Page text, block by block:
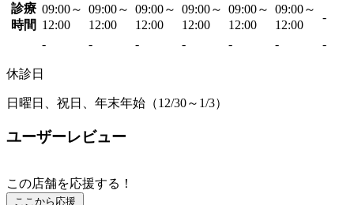
診療
時間
09:00～
12:00
09:00～
12:00
09:00～
12:00
09:00～
12:00
09:00～
12:00
09:00～
12:00
-
-
- - - - - -
休診日
日曜日、祝日、年末年始（12/30～1/3）
ユーザーレビュー
この店舗を応援する！
ここから応援